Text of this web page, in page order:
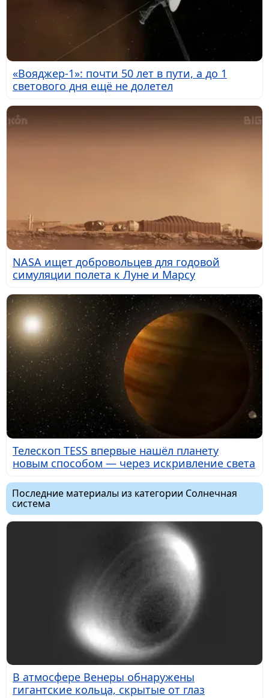
«Вояджер-1»: почти 50 лет в пути, а до 1
светового дня ещё не долетел
NASA ищет добровольцев для годовой
симуляции полета к Луне и Марсу
Телескоп TESS впервые нашёл планету
новым способом — через искривление света
Последние материалы из категории Солнечная
система
В атмосфере Венеры обнаружены
гигантские кольца, скрытые от глаз